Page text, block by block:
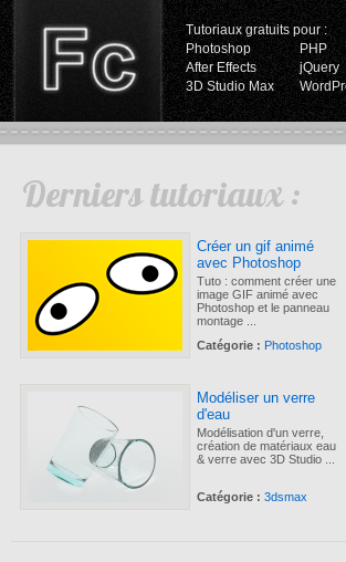
Tutoriaux gratuits pour :
Photoshop
PHP
After Effects
jQuery
3D Studio Max
Derniers tutoriaux :
Créer un gif animé
avec Photoshop
Tuto : comment créer une
image GIF animé avec
Photoshop et le panneau
montage ...
Catégorie : Photoshop
Modéliser un verre
d'eau
Modélisation d'un verre,
création de matériaux eau
& verre avec 3D Studio ...
Catégorie : 3dsmax